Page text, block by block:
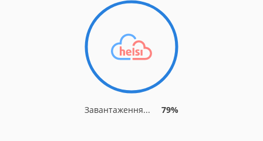
Завантаження... 86%